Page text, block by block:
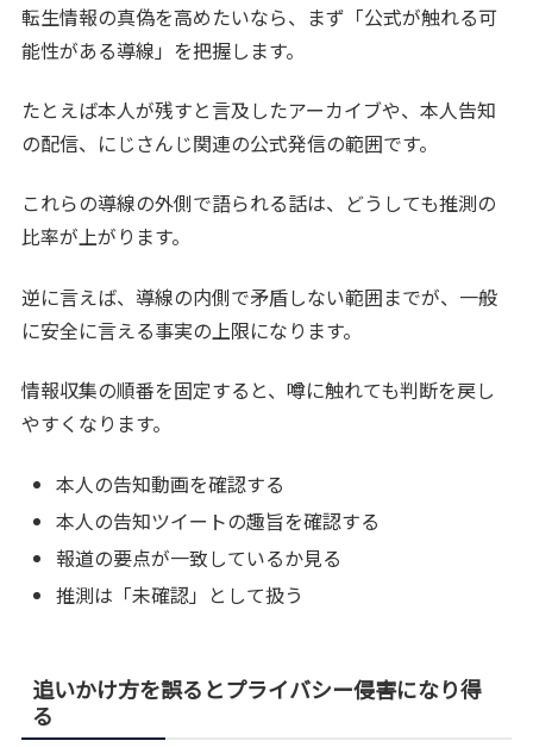
転生情報の真偽を高めたいなら、まず「公式が触れる可
能性がある導線」を把握します。
たとえば本人が残すと言及したアーカイブや、本人告知
の配信、にじさんじ関連の公式発信の範囲です。
これらの導線の外側で語られる話は、どうしても推測の
比率が上がります。
逆に言えば、導線の内側で矛盾しない範囲までが、一般
に安全に言える事実の上限になります。
情報収集の順番を固定すると、噂に触れても判断を戻し
やすくなります。
本人の告知動画を確認する
本人の告知ツイートの趣旨を確認する
報道の要点が一致しているか見る
推測は「未確認」として扱う
追いかけ方を誤るとプライバシー侵害になり得
る